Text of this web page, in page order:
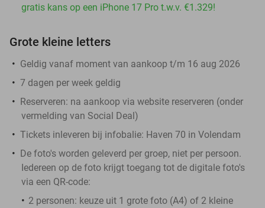
gratis kans op een iPhone 17 Pro t.w.v. €1.329!
Grote kleine letters
Geldig vanaf moment van aankoop t/m 16 aug 2026
7 dagen per week geldig
Reserveren: na aankoop via website reserveren (onder
vermelding van Social Deal)
Tickets inleveren bij infobalie: Haven 70 in Volendam
De foto's worden geleverd per groep, niet per persoon.
Iedereen op de foto krijgt toegang tot de digitale foto's
via een QR-code:
2 personen: keuze uit 1 grote foto (A4) of 2 kleine